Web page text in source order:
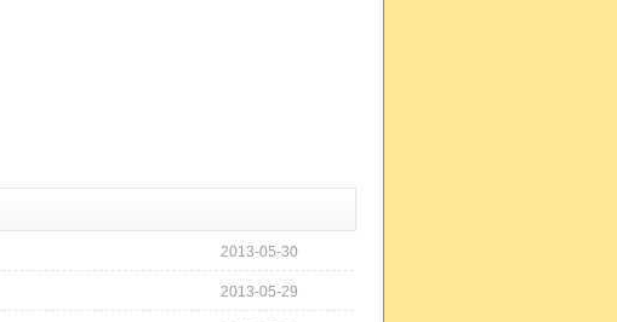
2013-05-30
2013-05-29